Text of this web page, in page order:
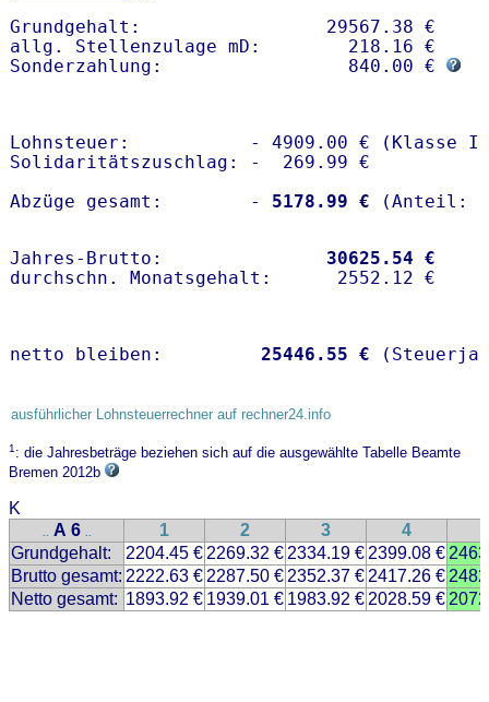
Grundgehalt:                 29567.38 €
allg. Stellenzulage mD:        218.16 €
Sonderzahlung:                 840.00 €
Lohnsteuer:           - 4909.00 € (Klasse I)
Solidaritätszuschlag: -  269.99 €
Abzüge gesamt:        -
5178.99 €
Jahres-Brutto: 30625.54 €
netto bleiben: 25446.55 €
ausführlicher Lohnsteuerrechner auf rechner24.info
1: die Jahresbeträge beziehen sich auf die ausgewählte Tabelle Beamte
Bremen 2012b
K
.. A 6 .. 1 2 3 4
Grundgehalt:
2204.45 € 2269.32 € 2334.19 € 2399.08 €
Brutto gesamt: 2222.63 € 2287.50 € 2352.37 € 2417.26 €
Netto gesamt: 1893.92 € 1939.01 € 1983.92 € 2028.59 €